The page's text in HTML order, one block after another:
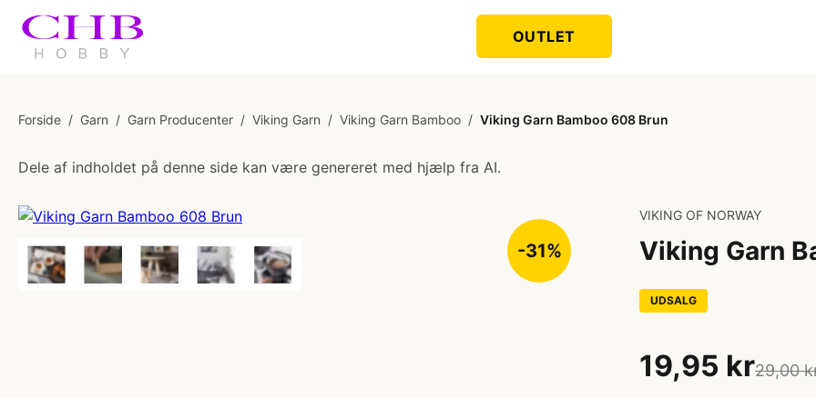
OUTLET
Forside / Garn / Garn Producenter / Viking Garn / Viking Garn Bamboo / Viking Garn Bamboo 608 Brun
Dele af indholdet på denne side kan være genereret med hjælp fra AI.
-31%
VIKING OF NORWAY
Viking Garn
UDSALG
19,95 kr29,00